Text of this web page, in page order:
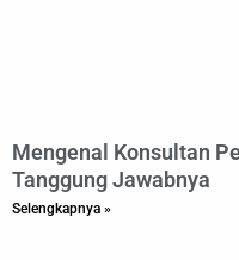
Mengenal Konsultan
Tanggung Jawabnya
Selengkapnya »